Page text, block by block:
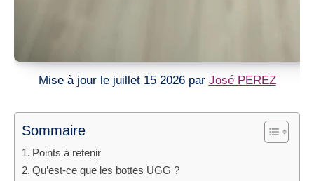
Mise à jour le juillet 15 2026 par José PEREZ
Sommaire
Points à retenir
Qu’est-ce que les bottes UGG ?